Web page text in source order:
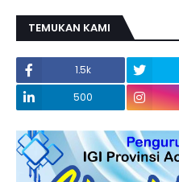
TEMUKAN KAMI
1.5k
500